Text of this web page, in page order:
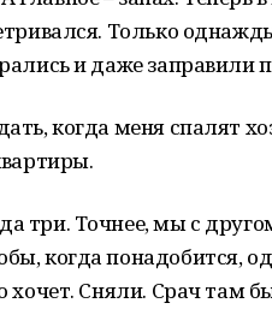
Только
и даже заправили
когда меня спалят
три. Точнее, мы с
когда понадобится,
хочет. Сняли. Срач там